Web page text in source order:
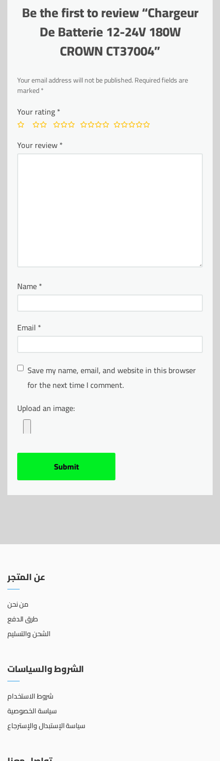
Be the first to review “Chargeur
De Batterie 12-24V 180W
CROWN CT37004”
Your email address will not be published.Required fields are
marked*
Your rating*
Your review*
Name*
Email *
Save my name, email, and website in this browser
for the next time I comment.
Upload an image:
عن المتجر
من نحن
طرق الدفع
الشحن والتسليم
الشروط والسياسات
شروط الاستخدام
سياسة الخصوصية
سياسة الإستبدال والإسترجاع